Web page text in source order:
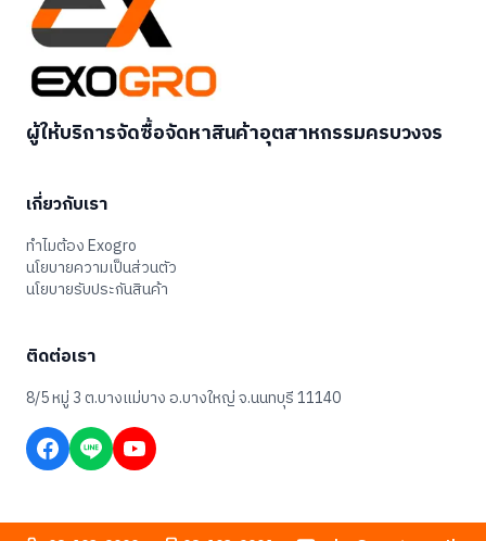
ผู้ให้บริการจัดซื้อจัดหาสินค้าอุตสาหกรรมครบวงจร
เกี่ยวกับเรา
ทำไมต้อง Exogro
นโยบายความเป็นส่วนตัว
นโยบายรับประกันสินค้า
ติดต่อเรา
8/5 หมู่ 3 ต.บางแม่บาง อ.บางใหญ่ จ.นนทบุรี 11140